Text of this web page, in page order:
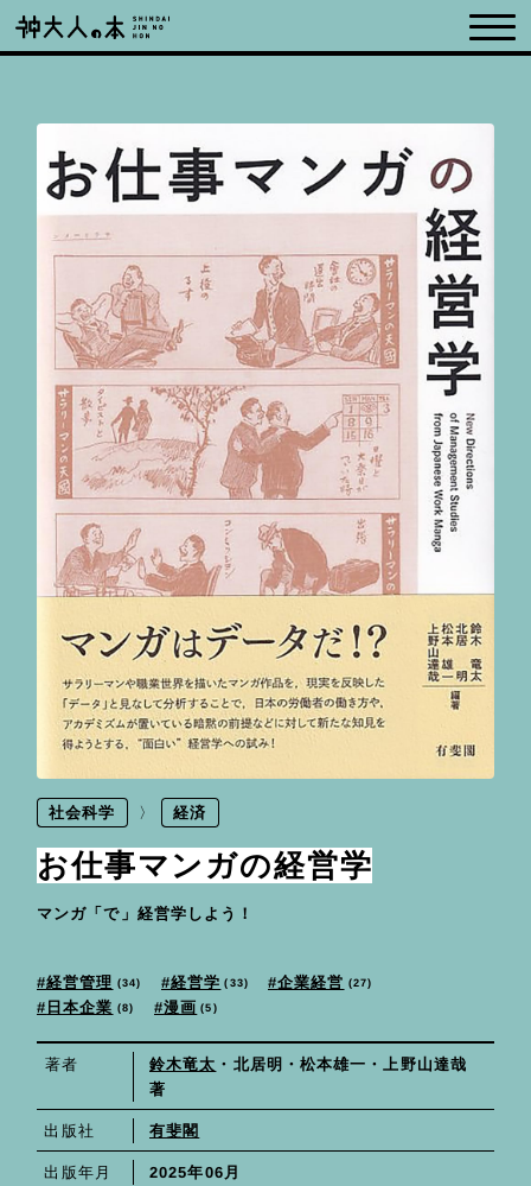
社会科学 経済
お仕事マンガの経営学
マンガ「で」経営学しよう！
経営管理 34 経営学 33 企業経営 27
日本企業 8 漫画 5
著者 鈴木竜太 ・北居明・松本雄一・上野山達哉
著
出版社 有斐閣
出版年月 2025年06月